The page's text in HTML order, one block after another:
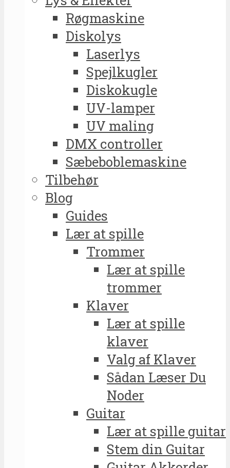
Røgmaskine
Diskolys
Laserlys
Spejlkugler
Diskokugle
UV-lamper
UV maling
DMX controller
Sæbeboblemaskine
Tilbehør
Blog
Guides
Lær at spille
Trommer
Lær at spille
trommer
Klaver
Lær at spille
klaver
Valg af Klaver
Sådan Læser Du
Noder
Guitar
Lær at spille guitar
Stem din Guitar